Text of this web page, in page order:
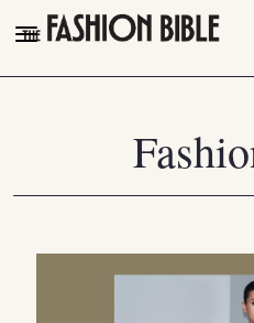
THE FASHION
PLEASURES